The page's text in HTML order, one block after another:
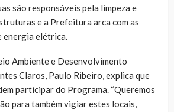
são responsáveis pela limpeza e
e a Prefeitura arca com as
energia elétrica.
Ambiente e Desenvolvimento
Claros, Paulo Ribeiro, explica que
participar do Programa. “Queremos
para também vigiar estes locais,